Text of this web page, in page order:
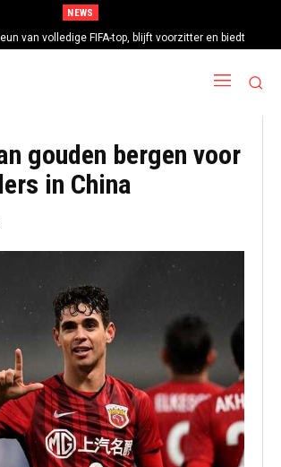
NEWS
van volledige FIFA-top, blijft voorzitter en biedt
excuses aan
gouden bergen voor
in China